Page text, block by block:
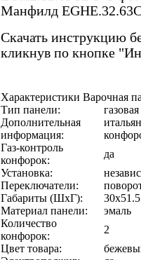
Манфилд
Скачать инструкцию
кликнув по кнопке
Характеристики Варочная
Тип панели:
газовая
Дополнительная
информация:
Газ-контроль
конфорок:
да
Установка:
Переключатели:
Габариты (ШхГ):
Материал панели:
эмаль
Количество
конфорок:
2
Цвет товара: